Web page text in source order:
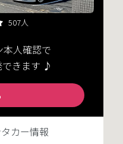
507人
人確認で
できます ♪
カー情報